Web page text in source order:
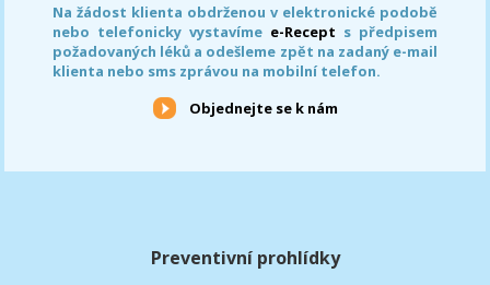
Na žádost klienta obdrženou v elektronické podobě
nebo telefonicky vystavíme e-Recept s předpisem
požadovaných léků a odešleme zpět na zadaný e-mail
klienta nebo sms zprávou na mobilní telefon.
Objednejte se k nám
Preventivní prohlídky